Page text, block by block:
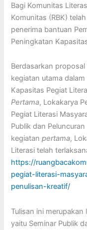
Bagi Komunitas
Komunitas (RBK)
penerima bantuan
Peningkatan
Berdasarkan
kegiatan utama
Kapasitas Pegiat
Pertama, Lokakarya
Pegiat Literasi
Publik dan
kegiatanpertama,
Literasi telah
https://
pegiat-literasi-
penulisan-kreatif/
Tulisan ini
yaitu Seminar Publik